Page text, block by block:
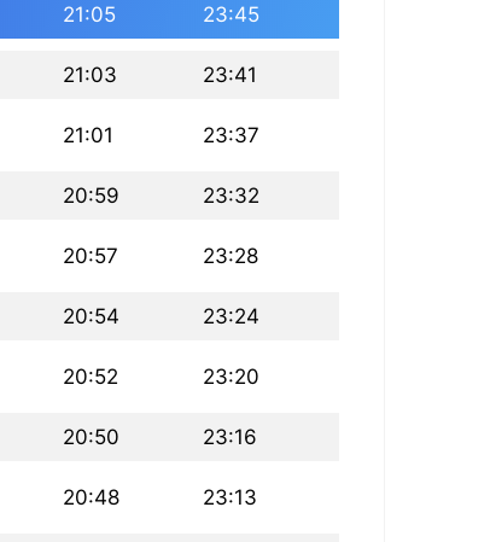
21:05 23:45
21:03 23:41
21:01 23:37
20:59 23:32
20:57 23:28
20:54 23:24
20:52 23:20
20:50 23:16
20:48 23:13